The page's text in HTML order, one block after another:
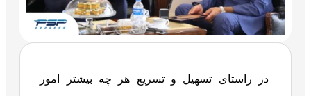
در راستای تسهیل و تسریع هر چه بیشتر امور